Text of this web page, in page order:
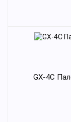
GX-4C